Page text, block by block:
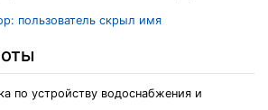
пользователь скрыл имя
по устройству водоснабжения и